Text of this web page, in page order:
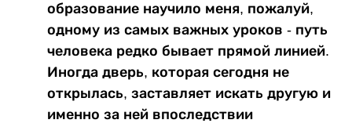
образование научило меня, пожалуй,
одному из самых важных уроков - путь
человека редко бывает прямой линией.
Иногда дверь, которая сегодня не
открылась, заставляет искать другую и
именно за ней впоследствии